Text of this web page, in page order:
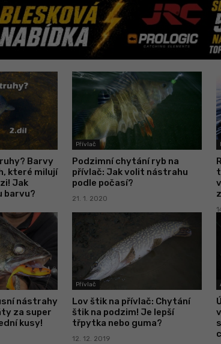
Barvy
které milují
Jak
barvu?
Přívlač
Podzimní chytání ryb na
přívlač: Jak volit nástrahu
podle počasí?
21. 1. 2020
nástrahy
za super
kusy!
Přívlač
Lov štik na přívlač: Chytání
štik na podzim! Je lepší
třpytka nebo guma?
12. 12. 2019